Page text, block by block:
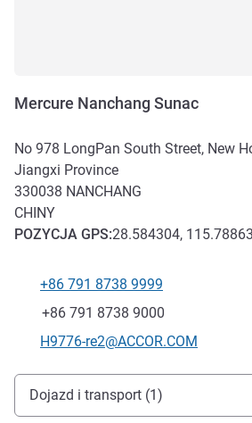
Mercure Nanchang Sunac
No 978 LongPan South Street, New
Jiangxi Province
330038 NANCHANG
CHINY
POZYCJA GPS:28.584304,
Telefon
+86 791 8738 9999
Faks
+86 791 8738 9000
Kontaktowy adres e-mail
H9776-re2@ACCOR.COM
Dojazd i transport
Dojazd i transport (1)